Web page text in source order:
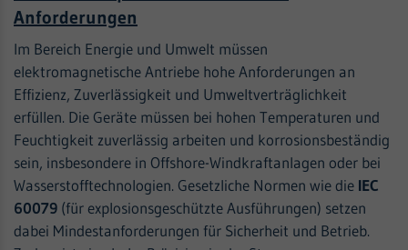
Anforderungen
Im Bereich Energie und Umwelt müssen
elektromagnetische Antriebe hohe Anforderungen an
Effizienz, Zuverlässigkeit und Umweltverträglichkeit
erfüllen. Die Geräte müssen bei hohen Temperaturen und
Feuchtigkeit zuverlässig arbeiten und korrosionsbeständig
sein, insbesondere in Offshore-Windkraftanlagen oder bei
Wasserstofftechnologien. Gesetzliche Normen wie die IEC
60079 (für explosionsgeschützte Ausführungen) setzen
dabei Mindestanforderungen für Sicherheit und Betrieb.